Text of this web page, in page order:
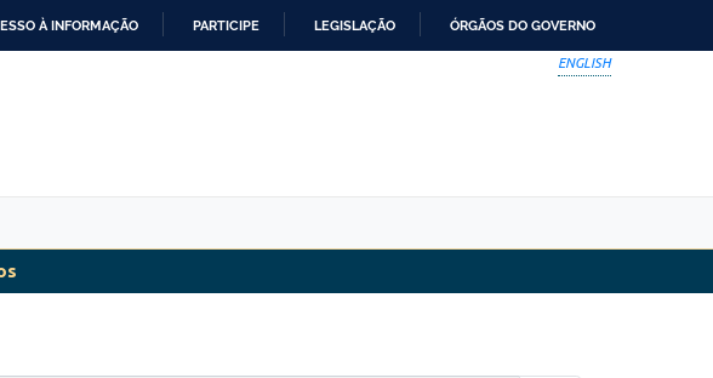
À INFORMAÇÃO PARTICIPE LEGISLAÇÃO ÓRGÃOS DO GOVERNO
ENGLISH